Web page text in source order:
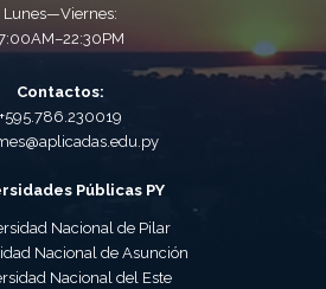
Lunes—Viernes:
Contactos:
+595.786.230019
Públicas PY
Nacional de Pilar
Nacional de Asunción
Nacional del Este